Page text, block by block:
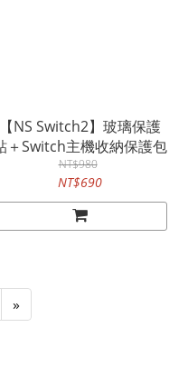
【NS Switch2】玻璃保護
＋Switch主機收納保護包
NT$980
NT$690
»